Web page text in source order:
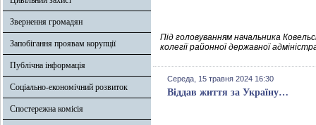
Звернення громадян
Запобігання проявам корупції
Публічна інформація
Соціально-економічний розвиток
Спостережна комісія
Під головуванням начальника
колегії районної державної
Середа, 15 травня 2024 16:30
Віддав життя за Україну…